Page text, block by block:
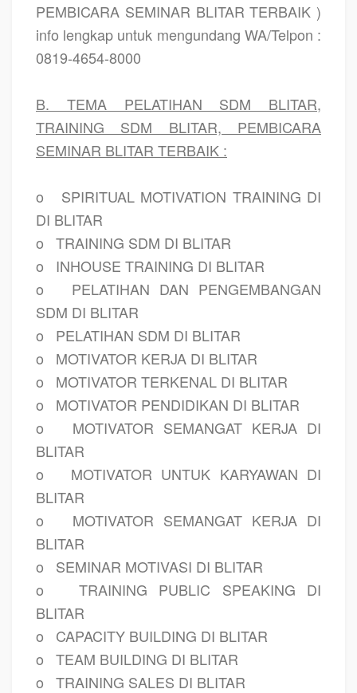
PEMBICARA SEMINAR BLITAR TERBAIK )
info lengkap untuk mengundang WA/Telpon :
0819-4654-8000
B. TEMA PELATIHAN SDM BLITAR,
TRAINING SDM BLITAR, PEMBICARA
SEMINAR BLITAR TERBAIK :
o
SPIRITUAL MOTIVATION TRAINING DI
DI BLITAR
o
TRAINING SDM DI BLITAR
o
INHOUSE TRAINING DI BLITAR
o
PELATIHAN DAN PENGEMBANGAN
SDM DI BLITAR
o
PELATIHAN SDM DI BLITAR
o
MOTIVATOR KERJA DI BLITAR
o
MOTIVATOR TERKENAL DI BLITAR
o
MOTIVATOR PENDIDIKAN DI BLITAR
o
MOTIVATOR SEMANGAT KERJA DI
BLITAR
o
MOTIVATOR UNTUK KARYAWAN DI
BLITAR
o
MOTIVATOR SEMANGAT KERJA DI
BLITAR
o
SEMINAR MOTIVASI DI BLITAR
o
TRAINING PUBLIC SPEAKING DI
BLITAR
o
CAPACITY BUILDING DI BLITAR
o
TEAM BUILDING DI BLITAR
o
TRAINING SALES DI BLITAR